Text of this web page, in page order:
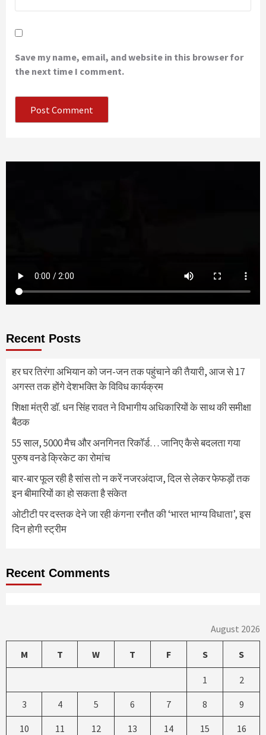
Save my name, email, and website in this browser for
the next time I comment.
Recent Posts
हर घर तिरंगा अभियान को जन-जन तक पहुंचाने की तैयारी, आज से 17
अगस्त तक होंगे देशभक्ति के विविध कार्यक्रम
शिक्षा मंत्री डॉ. धन सिंह रावत ने विभागीय अधिकारियों के साथ की समीक्षा
बैठक
55 साल, 5000 मैच और अनगिनत रिकॉर्ड… जानिए कैसे बदलता गया
पुरुष वनडे क्रिकेट का रोमांच
बार-बार फूल रही है सांस तो न करें नजरअंदाज, दिल से लेकर फेफड़ों तक
इन बीमारियों का हो सकता है संकेत
ओटीटी पर दस्तक देने जा रही कंगना रनौत की ‘भारत भाग्य विधाता’, इस
दिन होगी स्ट्रीम
Recent Comments
August 2026
M T W T F S S
1 2
3 4 5 6 7 8 9
10 11 12 13 14 15 16